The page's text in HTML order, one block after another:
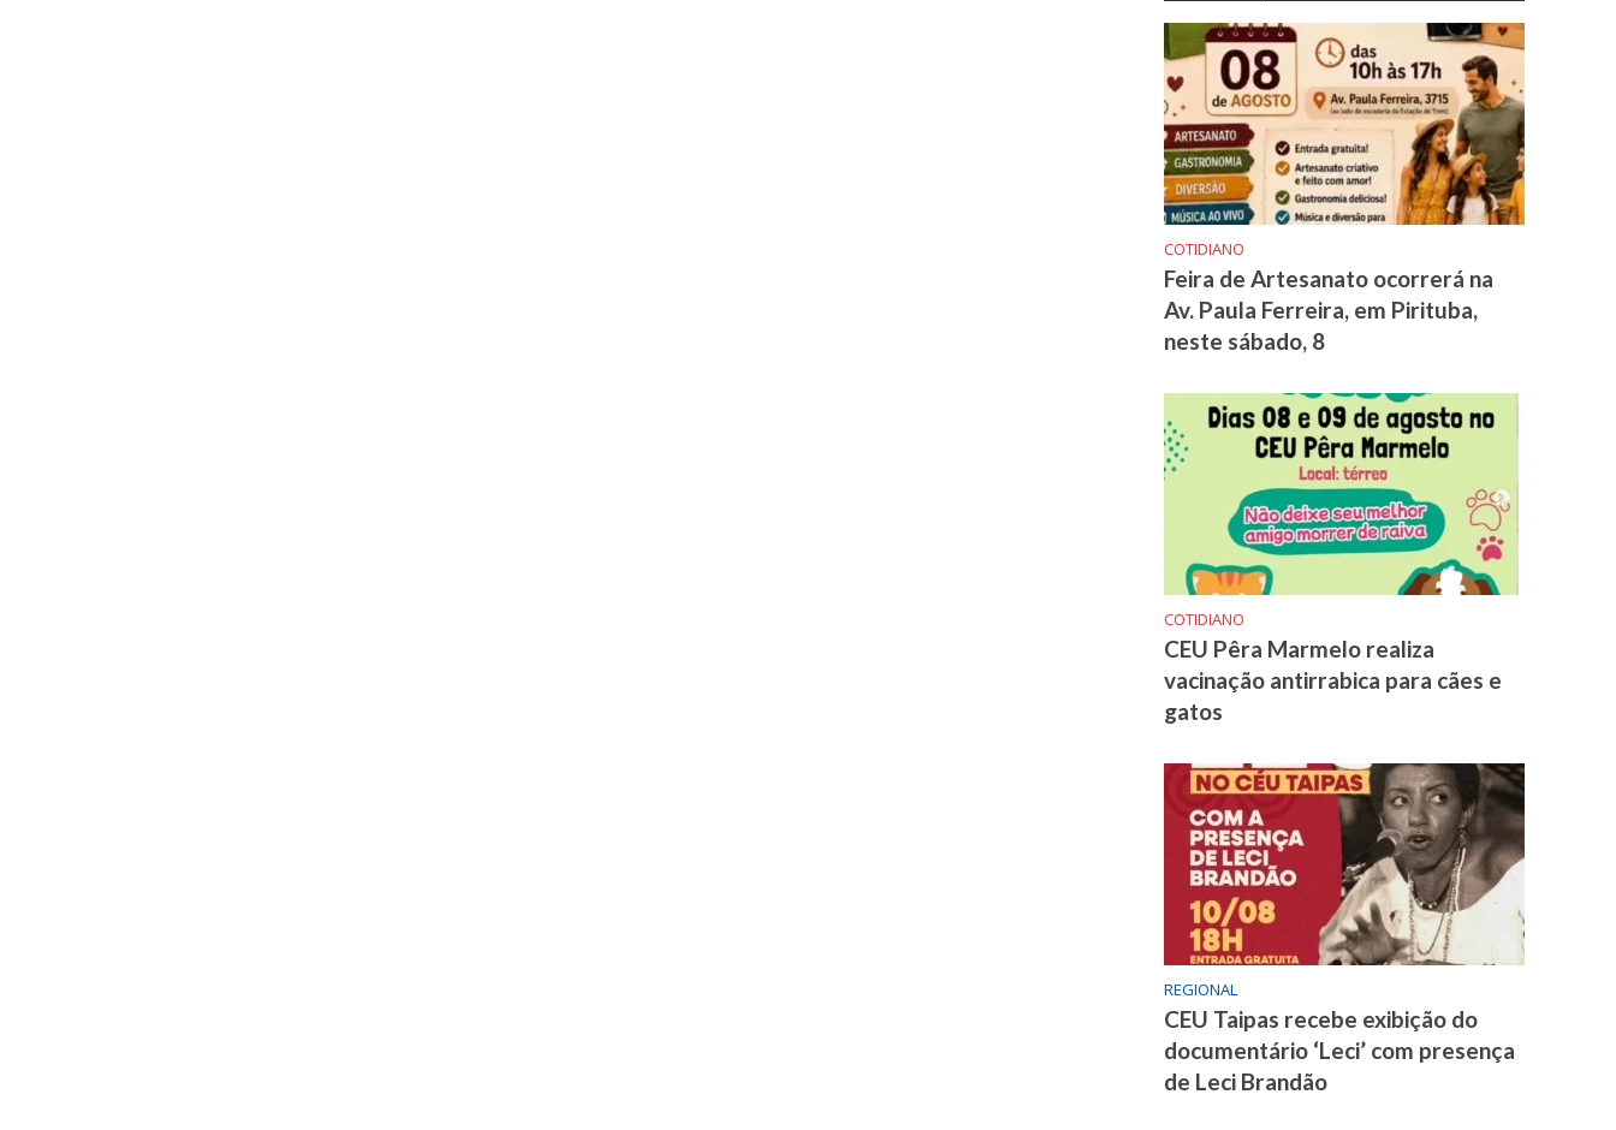
COTIDIANO
Feira de Artesanato ocorrerá na
Av. Paula Ferreira, em Pirituba,
neste sábado, 8
COTIDIANO
CEU Pêra Marmelo realiza
vacinação antirrabica para cães e
gatos
REGIONAL
CEU Taipas recebe exibição do
documentário ‘Leci’ com presença
de Leci Brandão